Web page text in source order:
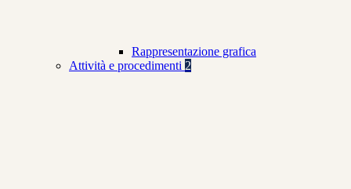
Rappresentazione grafica
Attività e procedimenti 2